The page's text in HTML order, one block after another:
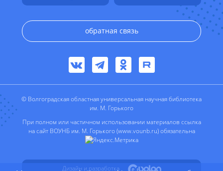
обратная связь
© Волгоградская областная универсальная научная библиотека
им. М. Горького
При полном или частичном использовании материалов ссылка
на сайт ВОУНБ им. М. Горького (www.vounb.ru) обязательна
Дизайн и разработка